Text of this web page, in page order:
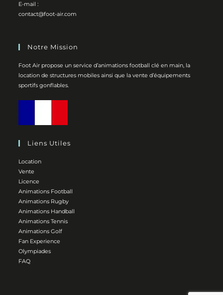
E-mail :
contact@foot-air.com
Notre Mission
Foot Air propose un service d’animations football clé en main, la
location de structures mobiles ainsi que la vente d’équipements
sportifs gonflables.
Liens Utiles
Location
Vente
Licence
Animations Football
Animations Rugby
Animations Handball
Animations Tennis
Animations Golf
Fan Experience
Olympiades
FAQ